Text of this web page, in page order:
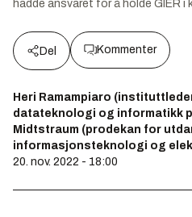
hadde ansvaret for å holde GIER i
Del Kommenter
Heri Ramampiaro
datateknologi og informatikk
Midtstraum (prodekan for
informasjonsteknologi og
20. nov. 2022 - 18:00